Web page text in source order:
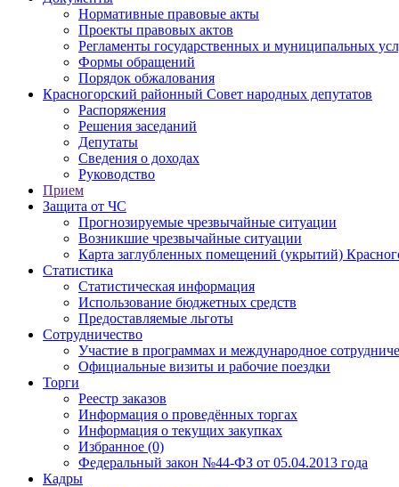
Нормативные правовые акты
Проекты правовых актов
Регламенты государственных и муниципальных
Формы обращений
Порядок обжалования
Красногорский районный Совет народных депутатов
Распоряжения
Решения заседаний
Депутаты
Сведения о доходах
Руководство
Прием
Защита от ЧС
Прогнозируемые чрезвычайные ситуации
Возникшие чрезвычайные ситуации
Карта заглубленных помещений (укрытий)
Статистика
Статистическая информация
Использование бюджетных средств
Предоставляемые льготы
Сотрудничество
Участие в программах и международное
Официальные визиты и рабочие поездки
Торги
Реестр заказов
Информация о проведённых торгах
Информация о текущих закупках
Избранное (0)
Федеральный закон №44-ФЗ от 05.04.2013 года
Кадры